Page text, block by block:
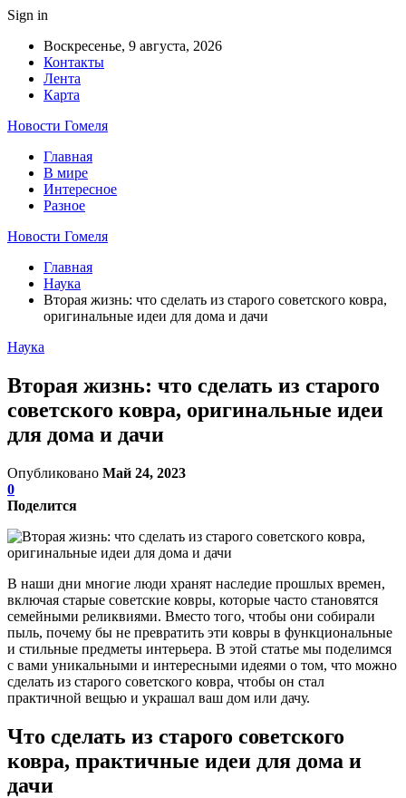
Sign in
Воскресенье, 9 августа, 2026
Контакты
Лента
Карта
Новости Гомеля
Главная
В мире
Интересное
Разное
Новости Гомеля
Главная
Наука
Вторая жизнь: что сделать из старого советского ковра,
оригинальные идеи для дома и дачи
Наука
Вторая жизнь: что сделать из старого
советского ковра, оригинальные идеи
для дома и дачи
Опубликовано Май 24, 2023
0
Поделится
В наши дни многие люди хранят наследие прошлых времен,
включая старые советские ковры, которые часто становятся
семейными реликвиями. Вместо того, чтобы они собирали
пыль, почему бы не превратить эти ковры в функциональные
и стильные предметы интерьера. В этой статье мы поделимся
с вами уникальными и интересными идеями о том, что можно
сделать из старого советского ковра, чтобы он стал
практичной вещью и украшал ваш дом или дачу.
Что сделать из старого советского
ковра, практичные идеи для дома и
дачи